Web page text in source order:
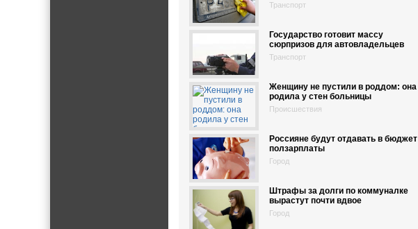
Транспорт
Государство готовит массу
сюрпризов для автовладельцев
Транспорт
Женщину не пустили в роддом: она
родила у стен больницы
Происшествия
Россияне будут отдавать в бюджет
ползарплаты
Город
Штрафы за долги по коммуналке
вырастут почти вдвое
Город